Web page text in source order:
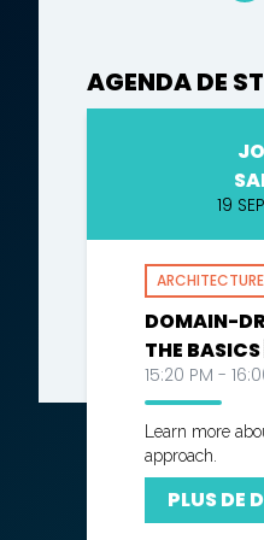
AGENDA DE
19
ARCHITECTURE
DOMAIN-
THE
15:20 PM -
Learn more
approach.
PLUS DE